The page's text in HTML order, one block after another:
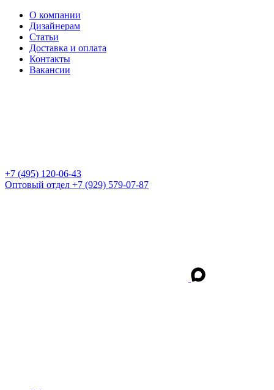
О компании
Дизайнерам
Статьи
Доставка и оплата
Контакты
Вакансии
+7 (495) 120-06-43
Оптовый отдел +7 (929) 579-07-87